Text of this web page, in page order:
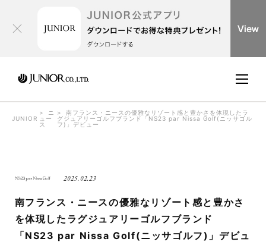
JUNIOR
ニ
ュー
ス
南フランス・ニースの優雅なリゾート感と豊かさを体現したラ
グジュアリーゴルフブランド「NS23 par Nissa Golf(ニッサゴル
フ)」デビュー
2025.02.23
南フランス・ニースの優雅なリゾート感と豊かさ
を体現したラグジュアリーゴルフブランド
「NS23 par Nissa Golf(ニッサゴルフ)」デビュ